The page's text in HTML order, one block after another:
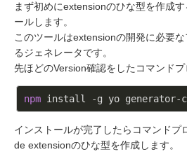
まず初めにextensionのひな型を作成
ールします。
このツールはextensionの開発に必要
るジェネレータです。
先ほどのVersion確認をしたコマンドプ
npm install -g yo generator-
インストールが完了したらコマンドプ
de extensionのひな型を作成します。